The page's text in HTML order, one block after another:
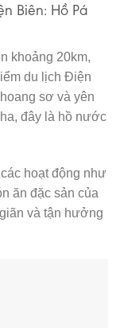
Biên: Hồ Pá
khoảng 20km,
du lịch Điện
sơ và yên
đây là hồ nước
hoạt động như
ăn đặc sản của
và tận hưởng